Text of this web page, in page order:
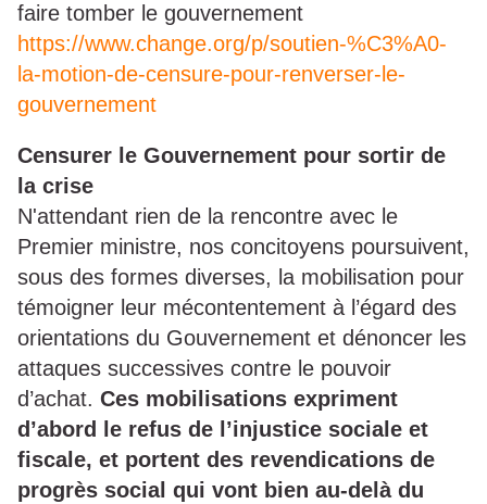
faire tomber le gouvernement
https://www.change.org/p/soutien-%C3%A0-
la-motion-de-censure-pour-renverser-le-
gouvernement
Censurer le Gouvernement pour sortir de
la crise
N'attendant rien de la rencontre avec le
Premier ministre, nos concitoyens poursuivent,
sous des formes diverses, la mobilisation pour
témoigner leur mécontentement à l’égard des
orientations du Gouvernement et dénoncer les
attaques successives contre le pouvoir
d’achat. Ces mobilisations expriment
d’abord le refus de l’injustice sociale et
fiscale, et portent des revendications de
progrès social qui vont bien au-delà du